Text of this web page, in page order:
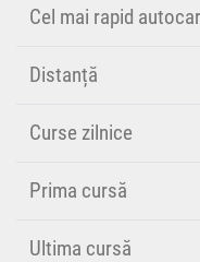
Cel mai rapid autocar
Distanță
Curse zilnice
Prima cursă
Ultima cursă